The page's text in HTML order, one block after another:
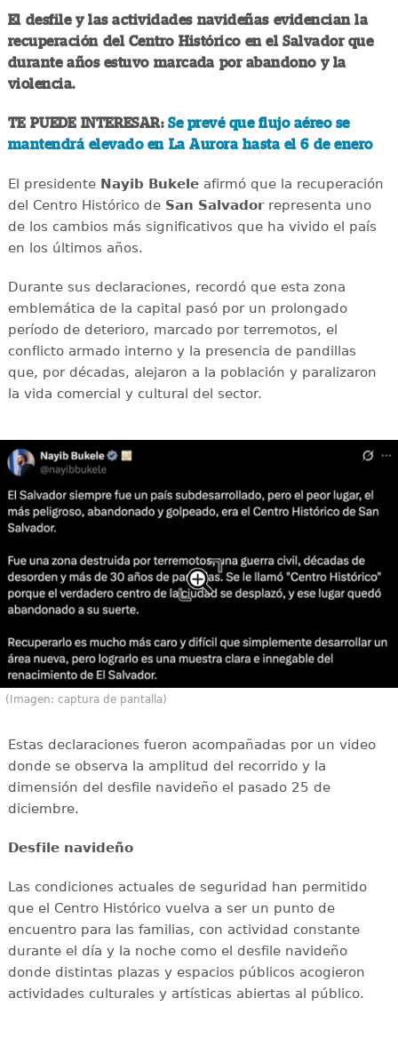
El desfile y las actividades navideñas evidencian la
recuperación del Centro Histórico en el Salvador que
durante años estuvo marcada por abandono y la
violencia.
TE PUEDE INTERESAR:Se prevé que flujo aéreo se
mantendrá elevado en La Aurora hasta el 6 de enero
El presidente Nayib Bukeleafirmó que la recuperación
del Centro Histórico de San Salvadorrepresenta uno
de los cambios más significativos que ha vivido el país
en los últimos años.
Durante sus declaraciones, recordó que esta zona
emblemática de la capital pasó por un prolongado
período de deterioro, marcado por terremotos, el
conflicto armado interno y la presencia de pandillas
que, por décadas, alejaron a la población y paralizaron
la vida comercial y cultural del sector.
(Imagen: captura de pantalla)
Estas declaraciones fueron acompañadas por un video
donde se observa la amplitud del recorrido y la
dimensión del desfile navideño el pasado 25 de
diciembre.
Desfile navideño
Las condiciones actuales de seguridad han permitido
que el Centro Histórico vuelva a ser un punto de
encuentro para las familias, con actividad constante
durante el día y la noche como el desfile navideño
donde distintas plazas y espacios públicos acogieron
actividades culturales y artísticas abiertas al público.